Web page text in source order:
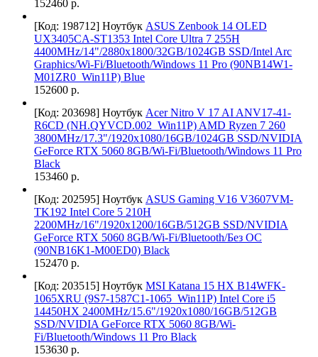
152460 р.
[Код: 198712] Ноутбук ASUS Zenbook 14 OLED
UX3405CA-ST1353 Intel Core Ultra 7 255H
4400MHz/14"/2880x1800/32GB/1024GB SSD/Intel Arc
Graphics/Wi-Fi/Bluetooth/Windows 11 Pro (90NB14W1-
M01ZR0_Win11P) Blue
152600 р.
[Код: 203698] Ноутбук Acer Nitro V 17 AI ANV17-41-
R6CD (NH.QYVCD.002_Win11P) AMD Ryzen 7 260
3800MHz/17.3"/1920x1080/16GB/1024GB SSD/NVIDIA
GeForce RTX 5060 8GB/Wi-Fi/Bluetooth/Windows 11 Pro
Black
153460 р.
[Код: 202595] Ноутбук ASUS Gaming V16 V3607VM-
TK192 Intel Core 5 210H
2200MHz/16"/1920x1200/16GB/512GB SSD/NVIDIA
GeForce RTX 5060 8GB/Wi-Fi/Bluetooth/Без ОС
(90NB16K1-M00ED0) Black
152470 р.
[Код: 203515] Ноутбук MSI Katana 15 HX B14WFK-
1065XRU (9S7-1587C1-1065_Win11P) Intel Core i5
14450HX 2400MHz/15.6"/1920x1080/16GB/512GB
SSD/NVIDIA GeForce RTX 5060 8GB/Wi-
Fi/Bluetooth/Windows 11 Pro Black
153630 р.